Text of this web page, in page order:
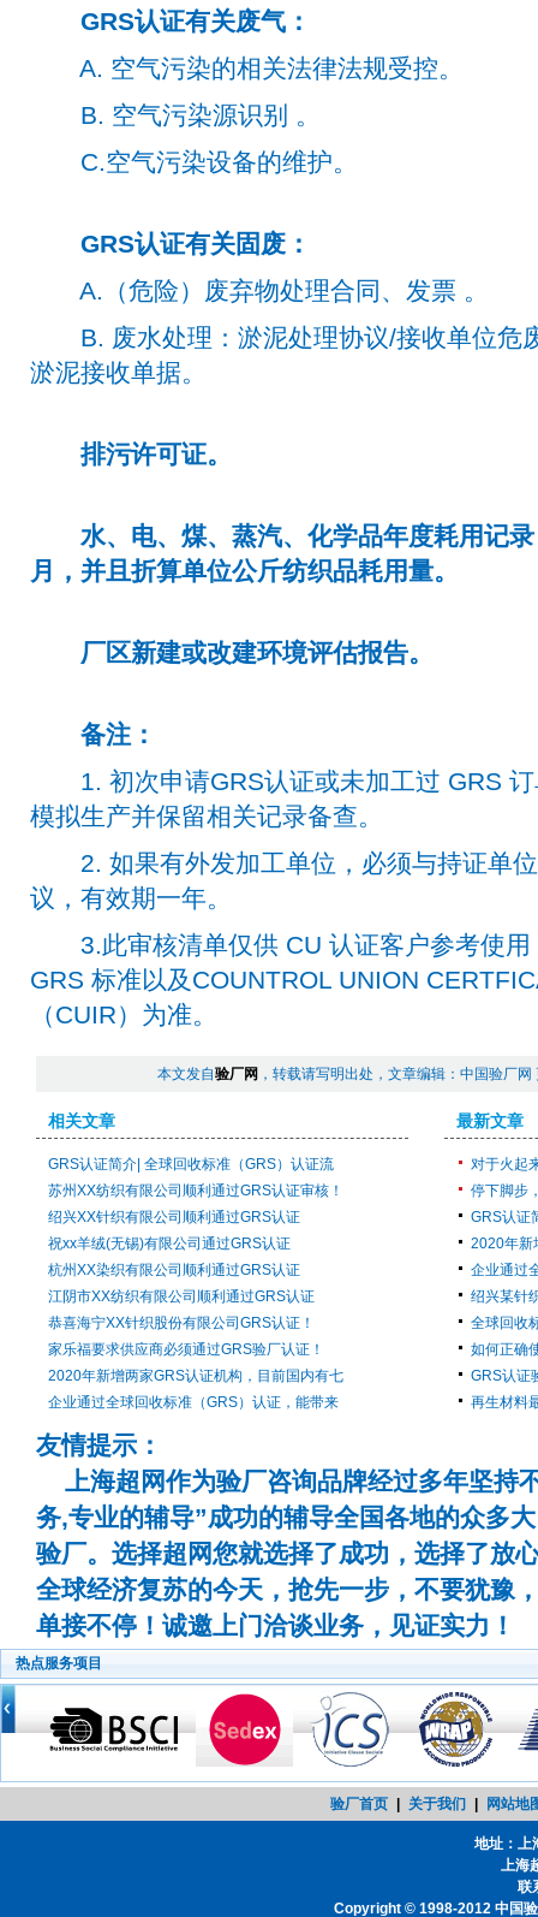
GRS认证有关废气：
A. 空气污染的相关法律法规受控。
B. 空气污染源识别 。
C.空气污染设备的维护。
GRS认证有关固废：
A.（危险）废弃物处理合同、发票 。
B. 废水处理：淤泥处理协议/接收单位危
淤泥接收单据。
排污许可证。
水、电、煤、蒸汽、化学品年度耗用记
月，并且折算单位公斤纺织品耗用量。
厂区新建或改建环境评估报告。
备注：
1. 初次申请GRS认证或未加工过 GRS 订
模拟生产并保留相关记录备查。
2. 如果有外发加工单位，必须与持证单位
议，有效期一年。
3.此审核清单仅供 CU 认证客户参考使用
GRS 标准以及COUNTROL UNION
（CUIR）为准。
本文发自验厂网 ，转载请写明出处，文章编辑：中国验厂网
相关文章
GRS认证简介| 全球回收标准（GRS）认证流
苏州XX纺织有限公司顺利通过GRS认证审核！
绍兴XX针织有限公司顺利通过GRS认证
祝xx羊绒(无锡)有限公司通过GRS认证
杭州XX染织有限公司顺利通过GRS认证
江阴市XX纺织有限公司顺利通过GRS认证
恭喜海宁XX针织股份有限公司GRS认证！
家乐福要求供应商必须通过GRS验厂认证！
2020年新增两家GRS认证机构，目前国内有七
企业通过全球回收标准（GRS）认证，能带来
最新文章
对于火起
停下脚步
GRS认证
2020年新
企业通过
绍兴某针
全球回收
如何正确
GRS认证
再生材料
友情提示：
上海超网作为验厂咨询品牌经过多年坚持
务,专业的辅导”成功的辅导全国各地的众多
验厂。选择超网您就选择了成功，选择了放
全球经济复苏的今天，抢先一步，不要犹豫
单接不停！诚邀上门洽谈业务，见证实力！
热点服务项目
验厂首页 关于我们 网站地
地址：上
上海
联
Copyright © 1998-2012 中国